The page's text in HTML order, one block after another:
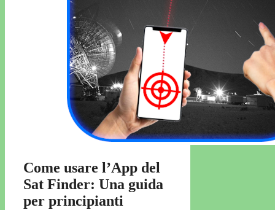
Come usare l’App del
Sat Finder: Una guida
per principianti